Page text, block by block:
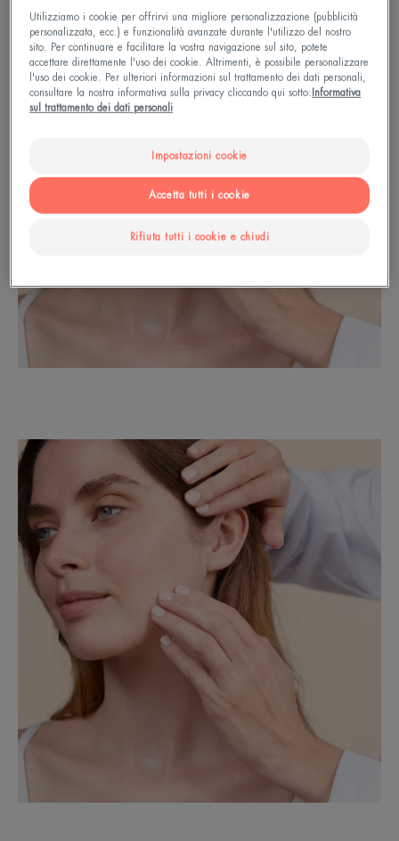
Utilizziamo i cookie per offrirvi una migliore personalizzazione (pubblicità
personalizzata, ecc.) e funzionalità avanzate durante l'utilizzo del nostro
sito. Per continuare e facilitare la vostra navigazione sul sito, potete
accettare direttamente l'uso dei cookie. Altrimenti, è possibile personalizzare
l'uso dei cookie. Per ulteriori informazioni sul trattamento dei dati personali,
consultare la nostra informativa sulla privacy cliccando qui sotto: Informativa
sul trattamento dei dati personali
Impostazioni cookie
Rifiuta tutti i cookie e chiudi
Accetta tutti i cookie